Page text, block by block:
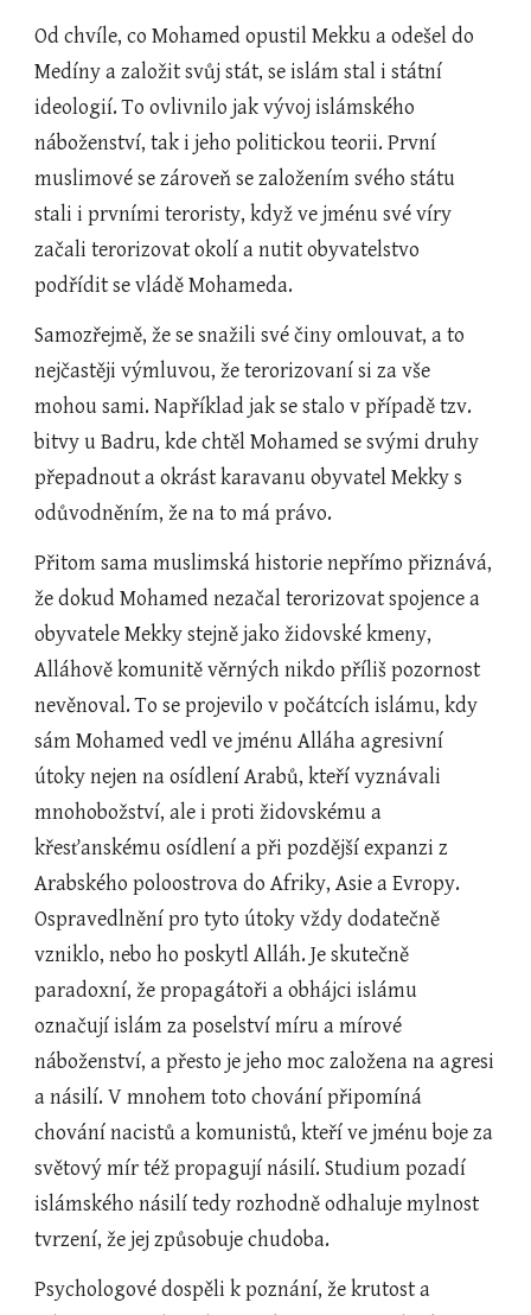
Od chvíle, co Mohamed opustil Mekku a odešel do
Medíny a založit svůj stát, se islám stal i státní
ideologií. To ovlivnilo jak vývoj islámského
náboženství, tak i jeho politickou teorii. První
muslimové se zároveň se založením svého státu
stali i prvními teroristy, když ve jménu své víry
začali terorizovat okolí a nutit obyvatelstvo
podřídit se vládě Mohameda.
Samozřejmě, že se snažili své činy omlouvat, a to
nejčastěji výmluvou, že terorizovaní si za vše
mohou sami. Například jak se stalo v případě tzv.
bitvy u Badru, kde chtěl Mohamed se svými druhy
přepadnout a okrást karavanu obyvatel Mekky s
odůvodněním, že na to má právo.
Přitom sama muslimská historie nepřímo přiznává,
že dokud Mohamed nezačal terorizovat spojence a
obyvatele Mekky stejně jako židovské kmeny,
Alláhově komunitě věrných nikdo příliš pozornost
nevěnoval. To se projevilo v počátcích islámu, kdy
sám Mohamed vedl ve jménu Alláha agresivní
útoky nejen na osídlení Arabů, kteří vyznávali
mnohobožství, ale i proti židovskému a
křesťanskému osídlení a při pozdější expanzi z
Arabského poloostrova do Afriky, Asie a Evropy.
Ospravedlnění pro tyto útoky vždy dodatečně
vzniklo, nebo ho poskytl Alláh. Je skutečně
paradoxní, že propagátoři a obhájci islámu
označují islám za poselství míru a mírové
náboženství, a přesto je jeho moc založena na agresi
a násilí. V mnohem toto chování připomíná
chování nacistů a komunistů, kteří ve jménu boje za
světový mír též propagují násilí. Studium pozadí
islámského násilí tedy rozhodně odhaluje mylnost
tvrzení, že jej způsobuje chudoba.
Psychologové dospěli k poznání, že krutost a